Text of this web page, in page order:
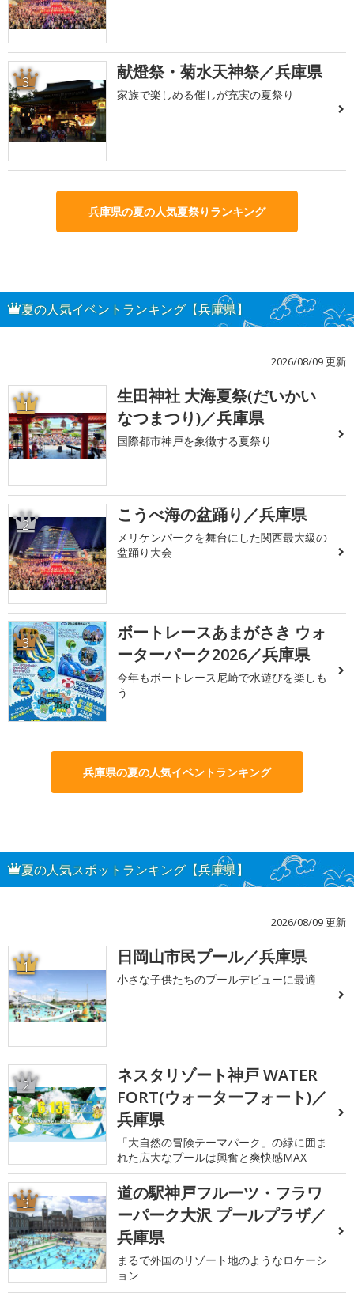
3 献燈祭・菊水天神祭／兵庫県
家族で楽しめる催しが充実の夏祭り
兵庫県の夏の人気夏祭りランキング
夏の人気イベントランキング【兵庫県】
2026/08/09 更新
1
生田神社 大海夏祭(だいかい
なつまつり)／兵庫県
国際都市神戸を象徴する夏祭り
2 こうべ海の盆踊り／兵庫県
メリケンパークを舞台にした関西最大級の
盆踊り大会
3
ボートレースあまがさき ウォ
ーターパーク2026／兵庫県
今年もボートレース尼崎で水遊びを楽しも
う
兵庫県の夏の人気イベントランキング
夏の人気スポットランキング【兵庫県】
2026/08/09 更新
1 日岡山市民プール／兵庫県
小さな子供たちのプールデビューに最適
2
ネスタリゾート神戸 WATER
FORT(ウォーターフォート)／
兵庫県
「大自然の冒険テーマパーク」の緑に囲ま
れた広大なプールは興奮と爽快感MAX
3
道の駅神戸フルーツ・フラワ
ーパーク大沢 プールプラザ／
兵庫県
まるで外国のリゾート地のようなロケーシ
ョン